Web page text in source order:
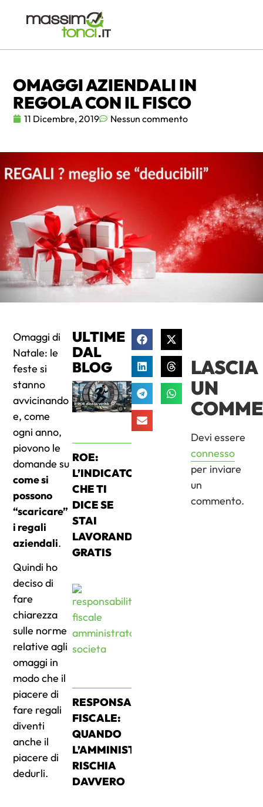
OMAGGI AZIENDALI IN
REGOLA CON IL FISCO
11 Dicembre, 2019 Nessun commento
Omaggi di
Natale: le
feste si
stanno
avvicinando
e, come
ogni anno,
piovono le
domande su
come si
possono
“scaricare”
i regali
aziendali.
Quindi ho
deciso di
fare
chiarezza
sulle norme
relative agli
omaggi in
modo che il
piacere di
fare regali
diventi
anche il
piacere di
dedurli.
ULTIME
DAL
BLOG
ROE:
L’INDICATORE
CHE TI
DICE SE
STAI
LAVORANDO
GRATIS
RESPONSABILITÀ
FISCALE:
QUANDO
L’AMMINISTRATORE
RISCHIA
DAVVERO
LASCIA
UN
Devi essere
connesso
per inviare
un
commento.